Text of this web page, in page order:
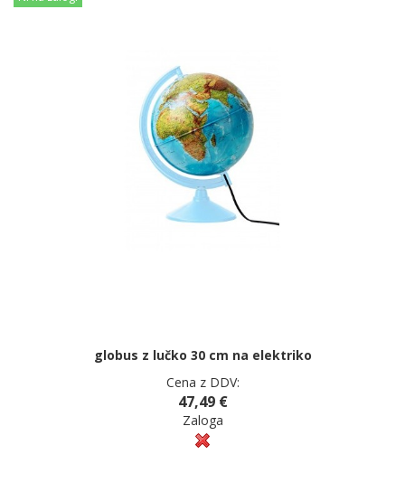
globus z lučko 30 cm na elektriko
Cena z DDV:
47,49 €
Zaloga